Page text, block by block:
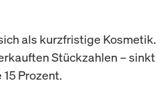
als kurzfristige Kosmetik.
Stückzahlen – sinkt
Prozent.